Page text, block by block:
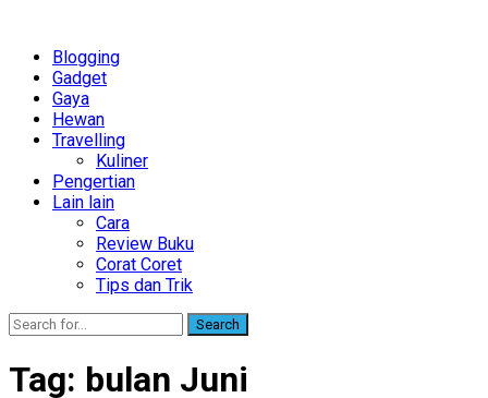
Blogging
Gadget
Gaya
Hewan
Travelling
Kuliner
Pengertian
Lain lain
Cara
Review Buku
Corat Coret
Tips dan Trik
Search
Tag: bulan Juni